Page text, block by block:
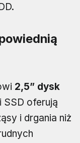
2,5” dysk
SSD oferują
i drgania niż